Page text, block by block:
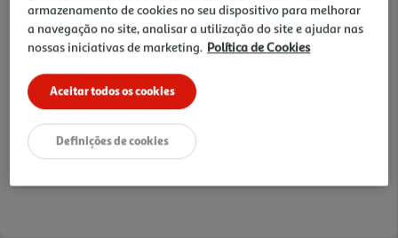
Notas de preparação
armazenamento de cookies no seu dispositivo para melhorar
a navegação no site, analisar a utilização do site e ajudar nas
nossas iniciativas de marketing. Política de Cookies
Aceitar todos os cookies
Definições de cookies